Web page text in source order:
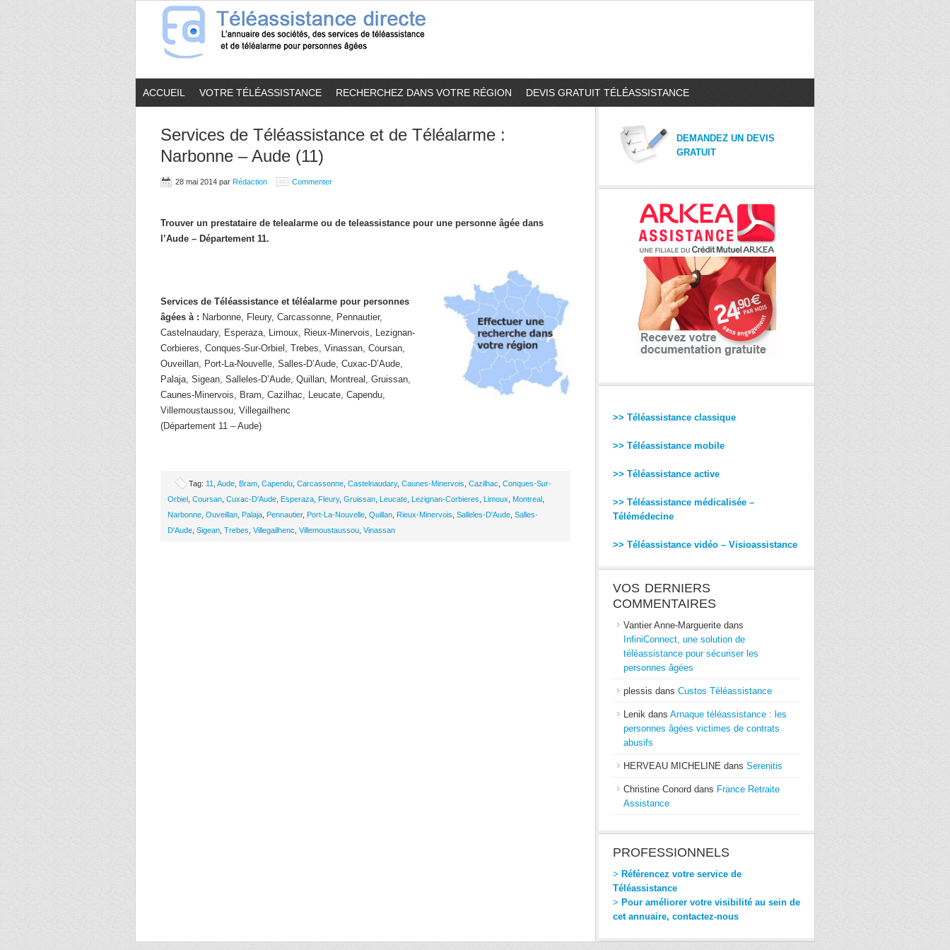
ACCUEIL VOTRE TÉLÉASSISTANCE RECHERCHEZ DANS VOTRE RÉGION DEVIS GRATUIT TÉLÉASSISTANCE
Services de Téléassistance et de Téléalarme :
Narbonne – Aude (11)
28 mai 2014 par Rédaction Commenter
Trouver un prestataire de telealarme ou de teleassistance pour une personne âgée dans
l’Aude – Département 11.
Services de Téléassistance et téléalarme pour personnes
âgées à : Narbonne, Fleury, Carcassonne, Pennautier,
Castelnaudary, Esperaza, Limoux, Rieux-Minervois, Lezignan-
Corbieres, Conques-Sur-Orbiel, Trebes, Vinassan, Coursan,
Ouveillan, Port-La-Nouvelle, Salles-D’Aude, Cuxac-D’Aude,
Palaja, Sigean, Salleles-D’Aude, Quillan, Montreal, Gruissan,
Caunes-Minervois, Bram, Cazilhac, Leucate, Capendu,
Villemoustaussou, Villegailhenc
(Département 11 – Aude)
Tag: 11 Aude Bram Capendu Carcassonne Castelnaudary, Caunes-Minervois Cazilhac Conques-Sur-
Orbiel Coursan Cuxac-D'Aude Esperaza Fleury, Gruissan Leucate Lezignan-Corbieres Limoux Montreal
Narbonne Ouveillan Palaja Pennautier, Port-La-Nouvelle Quillan Rieux-Minervois Salleles-D'Aude Salles-
D'Aude Sigean Trebes Villegailhenc Villemoustaussou Vinassan
DEMANDEZ UN DEVIS
GRATUIT
>> Téléassistance classique
>> Téléassistance mobile
>> Téléassistance active
>> Téléassistance médicalisée –
Télémédecine
>> Téléassistance vidéo – Visioassistance
VOS DERNIERS
COMMENTAIRES
Vantier Anne-Marguerite dans
InfiniConnect, une solution de
téléassistance pour sécuriser les
personnes âgées
plessis dans Custos Téléassistance
Lenik dans Arnaque téléassistance : les
personnes âgées victimes de contrats
abusifs
HERVEAU MICHELINE dans Serenitis
Christine Conord dans France Retraite
Assistance
PROFESSIONNELS
> Référencez votre service de
Téléassistance
> Pour améliorer votre visibilité au sein de
cet annuaire, contactez-nous